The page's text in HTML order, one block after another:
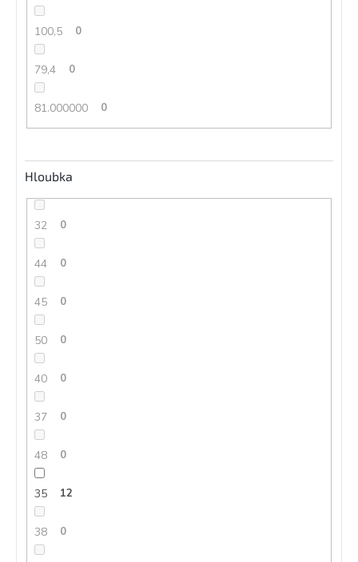
100,5 0
79,4 0
81.000000 0
Hloubka
32 0
44 0
45 0
50 0
40 0
37 0
48 0
35 12
38 0